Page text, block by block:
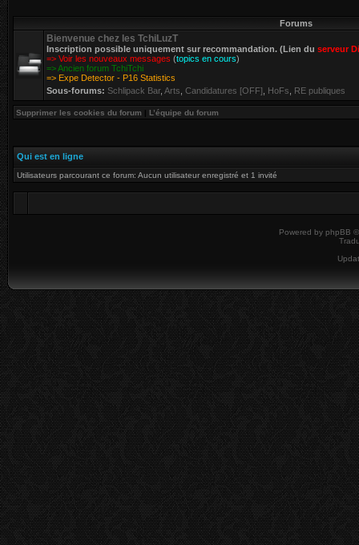
Forums
Bienvenue chez les TchiLuzT
Inscription possible uniquement sur recommandation. (Lien du serveur
=> Voir les nouveaux messages (topics en cours)
=> Ancien forum TchiTchi
=> Expe Detector - P16 Statistics
Sous-forums: Schlipack Bar, Arts Candidatures [OFF] HoFs RE publiques
Supprimer les cookies du forum | L’équipe du forum
Qui est en ligne
Utilisateurs parcourant ce forum: Aucun utilisateur enregistré et 1 invité
Powered by phpBB